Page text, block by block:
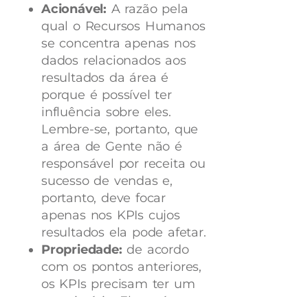
Acionável: A razão pela
qual o Recursos Humanos
se concentra apenas nos
dados relacionados aos
resultados da área é
porque é possível ter
influência sobre eles.
Lembre-se, portanto, que
a área de Gente não é
responsável por receita ou
sucesso de vendas e,
portanto, deve focar
apenas nos KPIs cujos
resultados ela pode afetar.
Propriedade: de acordo
com os pontos anteriores,
os KPIs precisam ter um